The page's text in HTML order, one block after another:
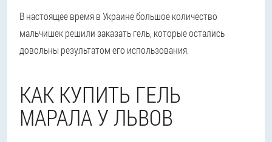
В настоящее время в Украине большое количество
мальчишек решили заказать гель, которые остались
довольны результатом его использования.
КАК КУПИТЬ ГЕЛЬ
МАРАЛА У ЛЬВОВ